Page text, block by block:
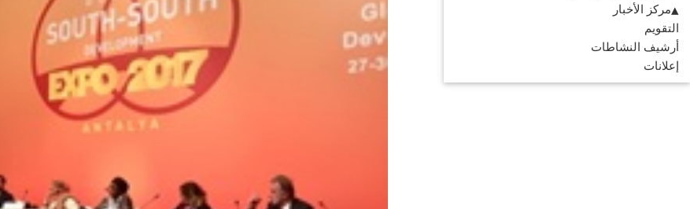
مركز الأخبار
التقويم
أرشيف النشاطات
إعلانات